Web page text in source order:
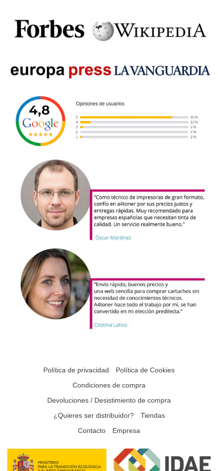
Política de privacidad
Política de Cookies
Condiciones de compra
Devoluciones / Desistimiento de compra
¿Quieres ser distribuidor?
Tiendas
Contacto
Empresa